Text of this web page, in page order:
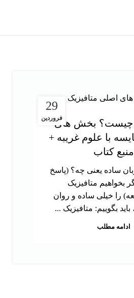
29
فروردینچیست؟ بخش های
با علوم غریبه +
منبع کتاب
ساده یعنی چه؟ (پاسخ
بخواهیم متافیزیک
را خیلی ساده و روان
بگوییم: متافیزیک ...
ادامه مطلب